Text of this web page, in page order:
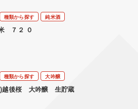
種類から探す
純米酒
７２ ０
種類から探す
大吟醸
)越後桜 大吟醸 生貯蔵